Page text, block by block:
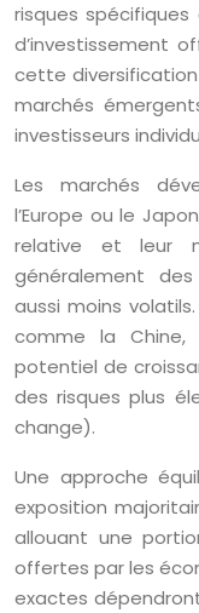
risques
d’investissement
cette
marchés
investisseurs
Les marchés
l’Europe ou le
relative et leur
généralement
aussi moins
comme la Chine,
potentiel de
des risques plus
change).
Une approche
exposition
allouant une
offertes par les
exactes